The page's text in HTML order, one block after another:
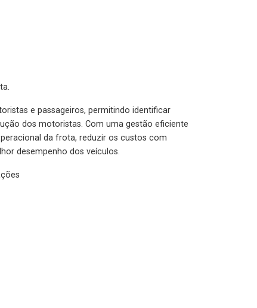
e passageiros, permitindo identificar
dos motoristas. Com uma gestão eficiente
da frota, reduzir os custos com
desempenho dos veículos.